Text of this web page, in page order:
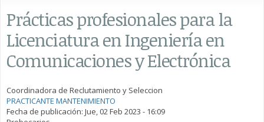
Prácticas profesionales para la
Licenciatura en Ingeniería en
Comunicaciones y Electrónica
Coordinadora de Reclutamiento y Seleccion
PRACTICANTE MANTENIMIENTO
Fecha de publicación: Jue, 02 Feb 2023 - 16:09